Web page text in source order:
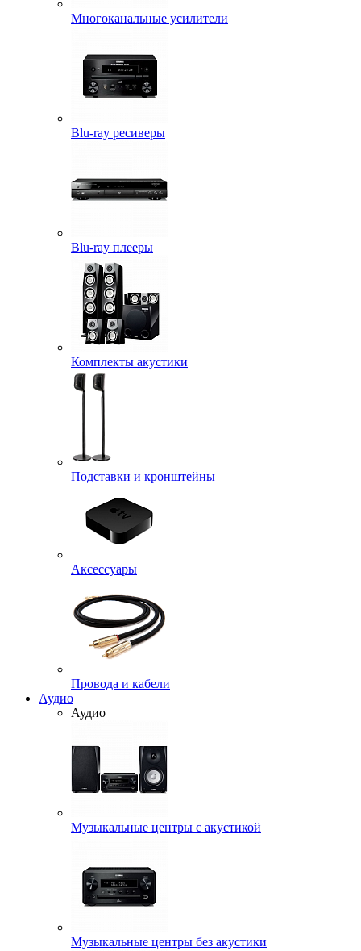
Многоканальные усилители
Blu-ray ресиверы
Blu-ray плееры
Комплекты акустики
Подставки и кронштейны
Аксессуары
Провода и кабели
Аудио
Аудио
Музыкальные центры с акустикой
Музыкальные центры без акустики